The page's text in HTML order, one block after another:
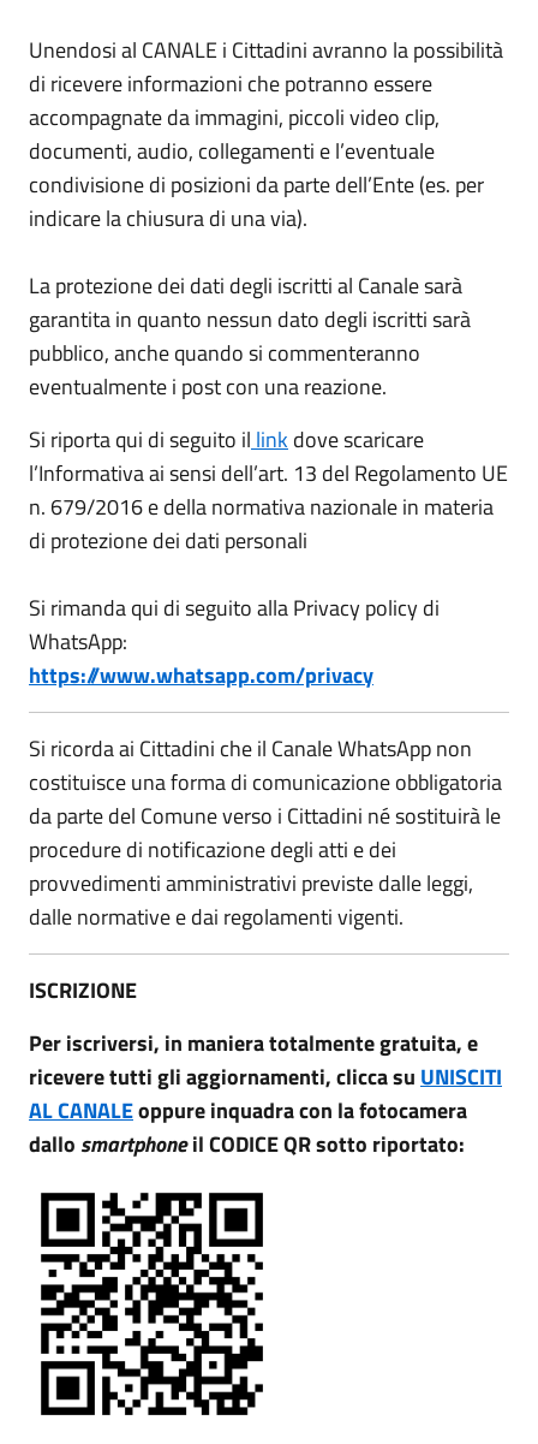
Unendosi al CANALE i Cittadini avranno la possibilità
di ricevere informazioni che potranno essere
accompagnate da immagini, piccoli video clip,
documenti, audio, collegamenti e l’eventuale
condivisione di posizioni da parte dell’Ente (es. per
indicare la chiusura di una via).
La protezione dei dati degli iscritti al Canale sarà
garantita in quanto nessun dato degli iscritti sarà
pubblico, anche quando si commenteranno
eventualmente i post con una reazione.
Si riporta qui di seguito il link dove scaricare
l’Informativa ai sensi dell’art. 13 del Regolamento UE
n. 679/2016 e della normativa nazionale in materia
di protezione dei dati personali
Si rimanda qui di seguito alla Privacy policy di
WhatsApp:
https://www.whatsapp.com/privacy
Si ricorda ai Cittadini che il Canale WhatsApp non
costituisce una forma di comunicazione obbligatoria
da parte del Comune verso i Cittadini né sostituirà le
procedure di notificazione degli atti e dei
provvedimenti amministrativi previste dalle leggi,
dalle normative e dai regolamenti vigenti.
ISCRIZIONE
Per iscriversi, in maniera totalmente gratuita, e
ricevere tutti gli aggiornamenti, clicca su UNISCITI
AL CANALEoppure inquadra con la fotocamera
dallo smartphoneil CODICE QR sotto riportato: